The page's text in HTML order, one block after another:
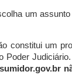
um
constitui um